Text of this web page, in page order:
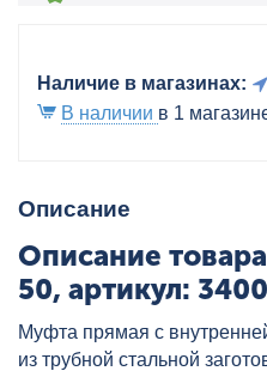
Наличие в магазинах:
В наличии в 1
Описание
Описание
50, артикул:
Муфта прямая с
из трубной стальной